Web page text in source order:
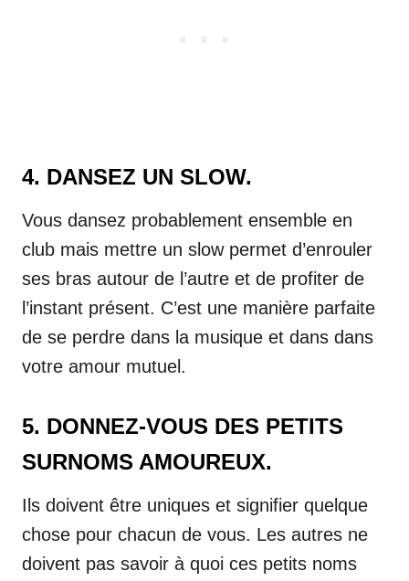
4. DANSEZ UN SLOW.
Vous dansez probablement ensemble en
club mais mettre un slow permet d’enrouler
ses bras autour de l’autre et de profiter de
l’instant présent. C’est une manière parfaite
de se perdre dans la musique et dans dans
votre amour mutuel.
5. DONNEZ-VOUS DES PETITS
SURNOMS AMOUREUX.
Ils doivent être uniques et signifier quelque
chose pour chacun de vous. Les autres ne
doivent pas savoir à quoi ces petits noms